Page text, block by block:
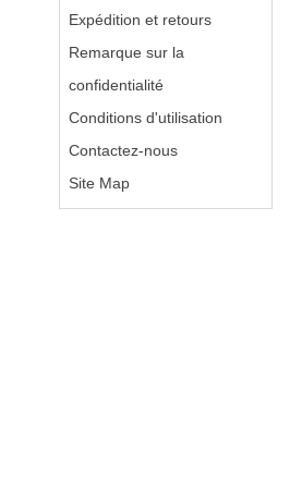
Expédition et retours
Remarque sur la
confidentialité
Conditions d'utilisation
Contactez-nous
Site Map